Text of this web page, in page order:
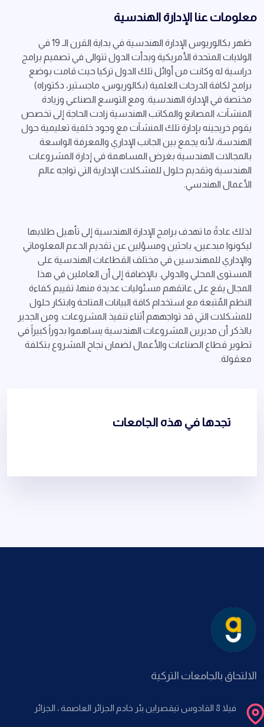
معلومات عنا الإدارة الهندسية
ظهر بكالوريوس الإدارة الهندسية في بداية القرن الـ 19 في
الولايات المتحدة الأمريكية وبدأت الدول تتوالى في تصميم برامج
دراسية له وكانت من أوائل تلك الدول تركيا حيث قامت بوضع
برامج لكافة الدرجات العلمية (بكالوريوس، ماجستير، دكتوراه)
مختصة في الإدارة الهندسية. ومع التوسع الصناعي وزيادة
المنشآت، المصانع والمكاتب الهندسية زادت الحاجة إلى تخصص
يقوم خريجينه بإدارة تلك المنشآت مع وجود خلفية تعليمية حول
الهندسة، لأنه يجمع بين الجانب الإداري والمعرفة الواسعة
بالمجالات الهندسية بغرض المساهمة في إدارة المشروعات
الهندسية وتقديم حلول للمشكلات الإدارية التي تواجه عالم
الأعمال الهندسي.
لذلك عادةً ما تهدف برامج الإدارة الهندسية إلى تأهيل طلابها
ليكونوا مبدعين، باحثين ومسؤلين عن تقديم الدعم المعلوماتي
والإداري للمهندسين في مختلف القطاعات الهندسية على
المستوى المحلي والدولي. بالإضافة إلى أن العاملين في هذا
المجال يقع على عاتقهم مسئوليات عديدة منها، تقييم كفاءة
النظم المٌتبعة مع استخدام كافة البيانات المتاحة وابتكار حلول
للمشكلات التي قد تواجههم أثناء تنفيذ المشروعات. ومن الجدير
بالذكر أن مديرين المشروعات الهندسية يساهموا بدوراً كبيراً في
تطوير قطاع الصناعات والأعمال لضمان نجاح المشروع بتكلفة
معقولة.
تجدها في هذه الجامعات
الالتحاق بالجامعات التركية
فيلا 8 القادوس تيقصراين بئر خادم الجزائر العاصمة ، الجزائر